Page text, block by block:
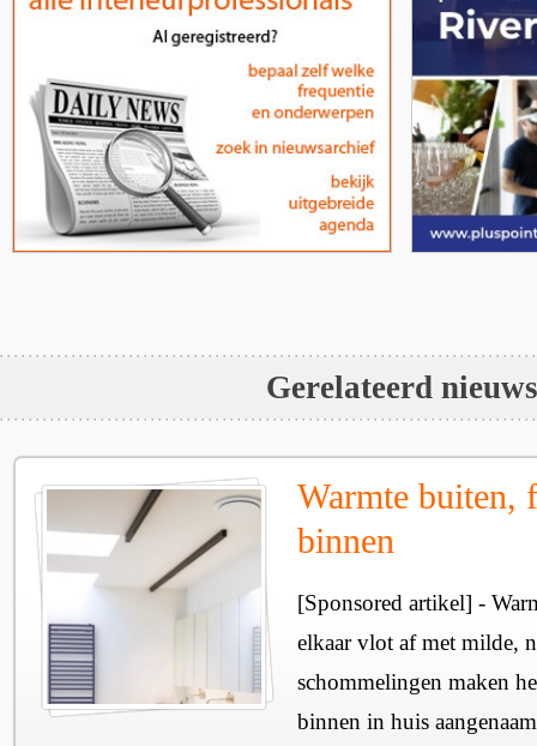
Gerelateerd nieuws
Warmte buiten,
binnen
[Sponsored artikel] -
elkaar vlot af met milde,
schommelingen maken
binnen in huis